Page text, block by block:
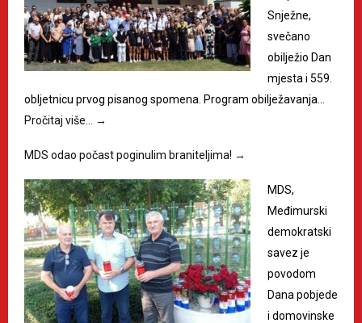
Snježne,
svečano
obilježio Dan
mjesta i 559.
obljetnicu prvog pisanog spomena. Program obilježavanja…
Pročitaj više…
→
MDS odao počast poginulim braniteljima! →
MDS,
Međimurski
demokratski
savez je
povodom
Dana pobjede
i domovinske